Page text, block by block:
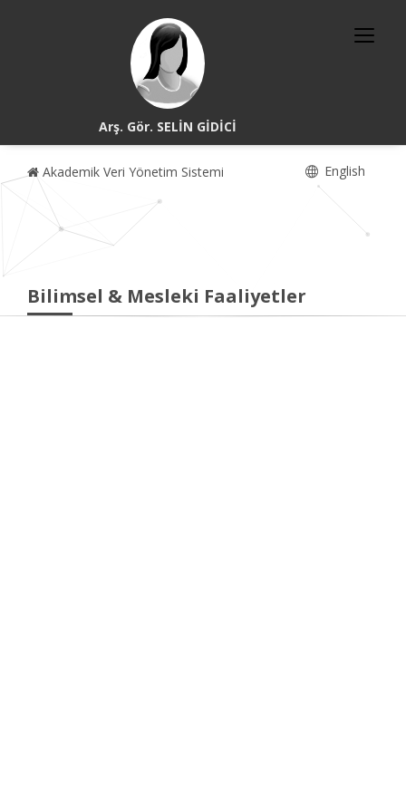
Arş. Gör. SELİN GİDİCİ
Akademik Veri Yönetim Sistemi English
Bilimsel & Mesleki Faaliyetler